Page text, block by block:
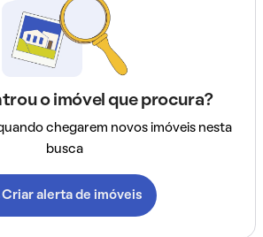
o imóvel que procura?
chegarem novos imóveis nesta
busca
Criar alerta de imóveis